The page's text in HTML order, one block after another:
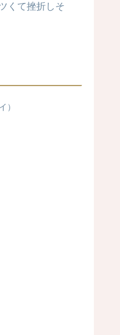
くて挫折しそ
）